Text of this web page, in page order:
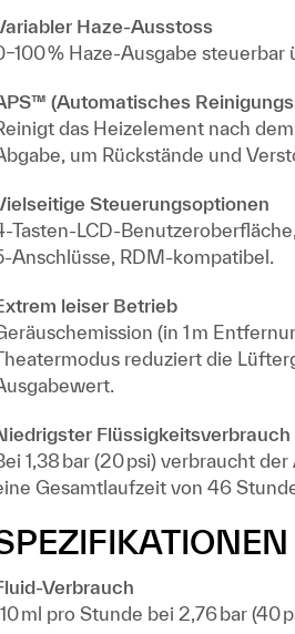
Haze-Ausstoss
% Haze-Ausgabe
(Automatisches
das Heizelement nach
um Rückstände und
Steuerungsoptionen
Tasten-LCD-
Anschlüsse, RDM-kompatibel.
leiser Betrieb
(in 1 m
reduziert die
1,38 bar (20 psi) verbraucht
Gesamtlaufzeit von 46
Verbrauch
ml pro Stunde bei 2,76 bar (40